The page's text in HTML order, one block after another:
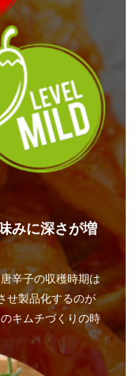
みに深さが増
辛子の収穫時期は
せ製品化するのが
キムチづくりの時